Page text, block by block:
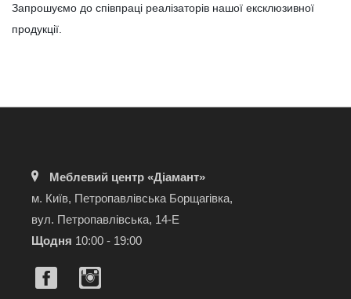
Запрошуємо до співпраці реалізаторів нашої ексклюзивної
продукції.
Меблевий центр «Діамант»
м. Київ, Петропавлівська Борщагівка,
вул. Петропавлівська, 14-Е
Щодня 10:00 - 19:00